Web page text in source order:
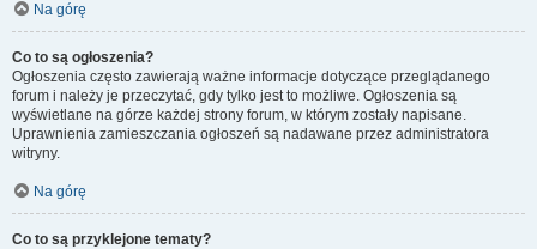
Na górę
Co to są ogłoszenia?
Ogłoszenia często zawierają ważne informacje dotyczące przeglądanego
forum i należy je przeczytać, gdy tylko jest to możliwe. Ogłoszenia są
wyświetlane na górze każdej strony forum, w którym zostały napisane.
Uprawnienia zamieszczania ogłoszeń są nadawane przez administratora
witryny.
Na górę
Co to są przyklejone tematy?